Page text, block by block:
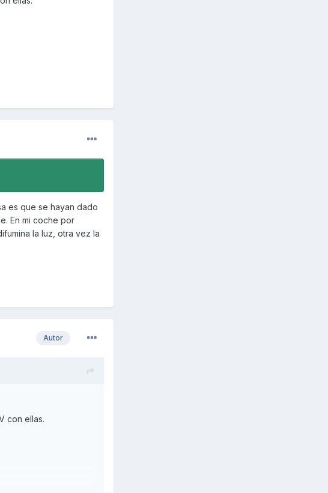
es que se hayan dado
En mi coche por
la luz, otra vez la
Autor
con ellas.